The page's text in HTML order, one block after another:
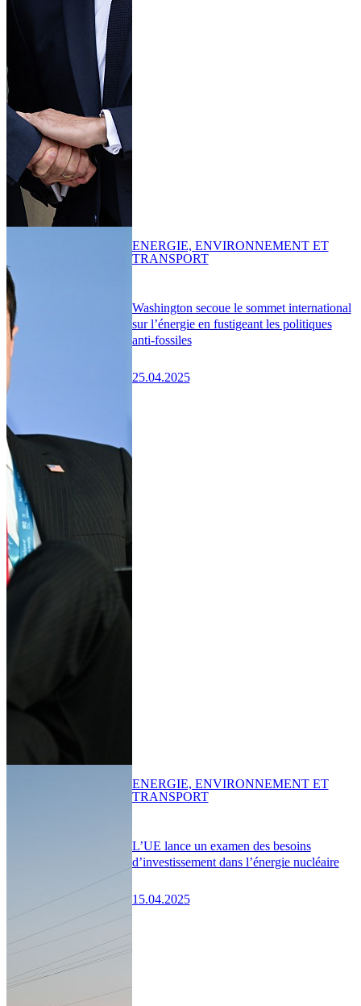
Washington secoue le sommet international
sur l’énergie en fustigeant les politiques
anti-fossiles
25.04.2025
ENERGIE, ENVIRONNEMENT ET
TRANSPORT
L’UE lance un examen des besoins
d’investissement dans l’énergie nucléaire
15.04.2025
ENERGIE, ENVIRONNEMENT ET
TRANSPORT